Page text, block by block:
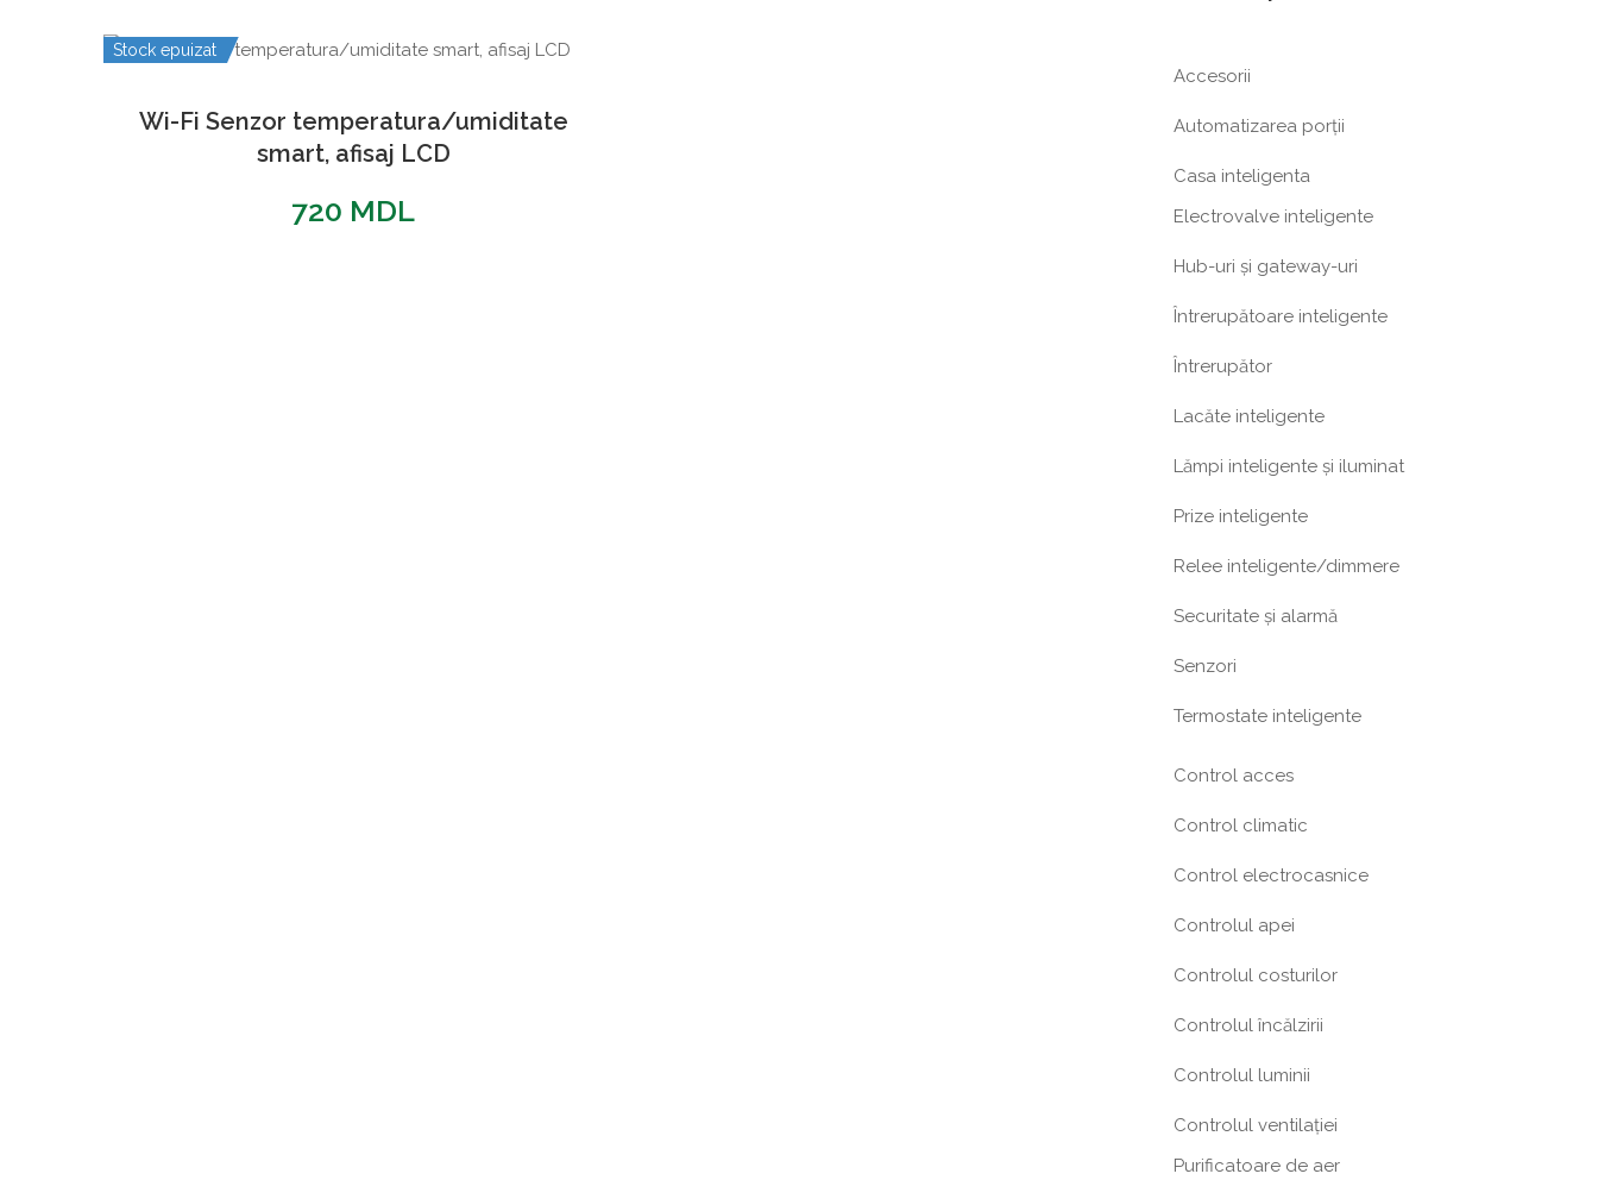
Stock epuizat
Wi-Fi Senzor temperatura/umiditate
smart, afisaj LCD
720 MDL
Accesorii
Automatizarea porții
Casa inteligenta
Electrovalve inteligente
Hub-uri și gateway-uri
Întrerupătoare inteligente
Întrerupător
Lacăte inteligente
Lămpi inteligente și iluminat
Prize inteligente
Relee inteligente/dimmere
Securitate și alarmă
Senzori
Termostate inteligente
Control acces
Control climatic
Control electrocasnice
Controlul apei
Controlul costurilor
Controlul încălzirii
Controlul luminii
Controlul ventilației
Purificatoare de aer